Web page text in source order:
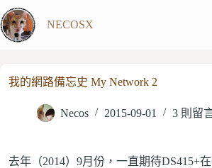
跳
至
主
內
NECOSX
我的網路備忘史 My Network 2
Necos 2015-09-01 3 則留
去年（2014）9月份，一直期待DS415+